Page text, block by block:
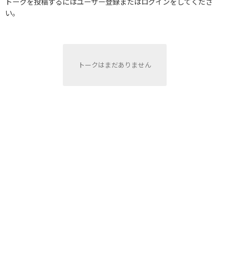
い。
トークはまだありません